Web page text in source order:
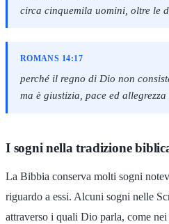
circa cinquemila uomini, oltre le
ROMANS 14:17
perché il regno di Dio non
ma è giustizia, pace ed
I sogni nella tradizione
La Bibbia conserva molti sogni
riguardo a essi. Alcuni sogni nelle
attraverso i quali Dio parla, come